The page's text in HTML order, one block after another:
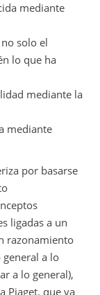
mediante
solo el
lo que ha
mediante la
mediante
por basarse
ligadas a un
razonamiento
a lo
a lo general),
Piaget, que va